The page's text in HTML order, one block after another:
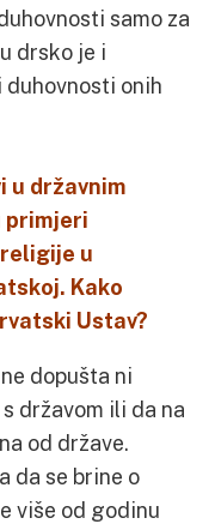
samo za
drsko je i
duhovnosti onih
u državnim
primjeri
u
Kako
Ustav?
dopušta ni
državom ili da na
od države.
da se brine o
više od godinu